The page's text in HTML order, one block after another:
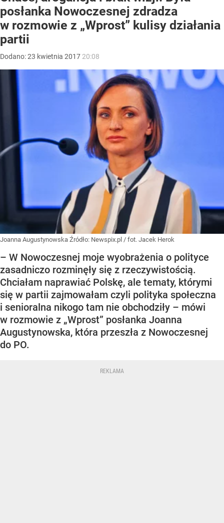
posłanka Nowoczesnej zdradza
w rozmowie z „Wprost” kulisy działania
partii
Dodano:23 kwietnia 2017 20:08
Joanna Augustynowska Źródło: Newspix.pl / fot. Jacek Herok
– W Nowoczesnej moje wyobrażenia o polityce
zasadniczo rozminęły się z rzeczywistością.
Chciałam naprawiać Polskę, ale tematy, którymi
się w partii zajmowałam czyli polityka społeczna
i senioralna nikogo tam nie obchodziły – mówi
w rozmowie z „Wprost” posłanka Joanna
Augustynowska, która przeszła z Nowoczesnej
do PO.